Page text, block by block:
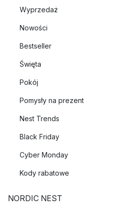
Wyprzedaż
Nowości
Bestseller
Święta
Pokój
Pomysły na prezent
Nest Trends
Black Friday
Cyber Monday
Kody rabatowe
NORDIC NEST